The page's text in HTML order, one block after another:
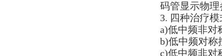
码管显示物理
3. 四种治疗模
a)低中频非对
b)低中频对称
c)低中频非对